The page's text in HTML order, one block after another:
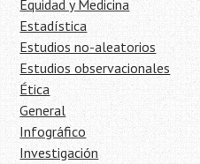
Equidad y Medicina
Estadística
Estudios no-aleatorios
Estudios observacionales
Ética
General
Infográfico
Investigación